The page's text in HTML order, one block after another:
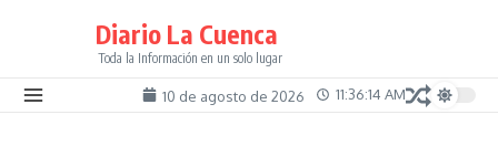
Diario La Cuenca
Toda la Información en un solo lugar
10 de agosto de 2026 11:36:15 AM